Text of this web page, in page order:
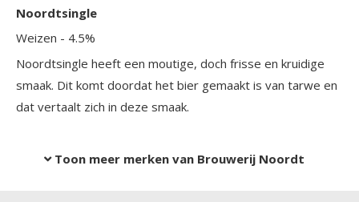
Noordtsingle
Weizen - 4.5%
Noordtsingle heeft een moutige, doch frisse en kruidige
smaak. Dit komt doordat het bier gemaakt is van tarwe en
dat vertaalt zich in deze smaak.
Toon meer merken van Brouwerij Noordt